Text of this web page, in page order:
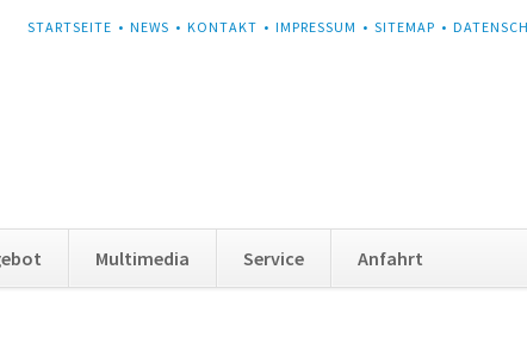
NAVIGATION
STARTSEITE NEWS KONTAKT IMPRESSUM SITEMAP
Multimedia Service Anfahrt